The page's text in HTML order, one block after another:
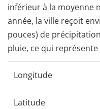
inférieur à la moyenne
année, la ville reçoit
pouces) de
pluie, ce qui représente
Longitude
Latitude